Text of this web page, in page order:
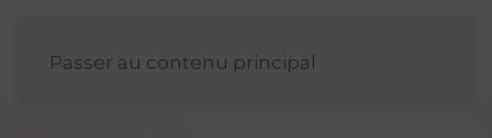
Passer au contenu principal